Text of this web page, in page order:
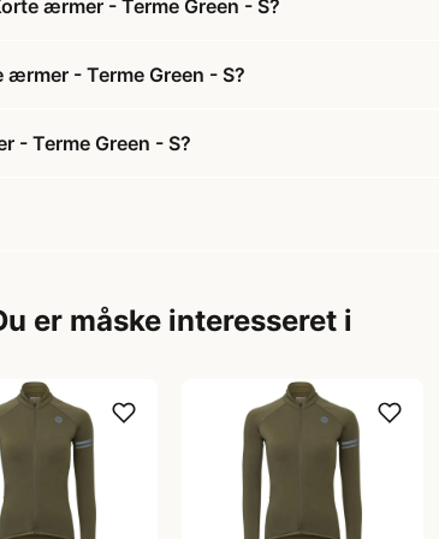
ærmer - Terme Green - S?
- Terme Green - S?
- Terme Green - S?
er måske interesseret i